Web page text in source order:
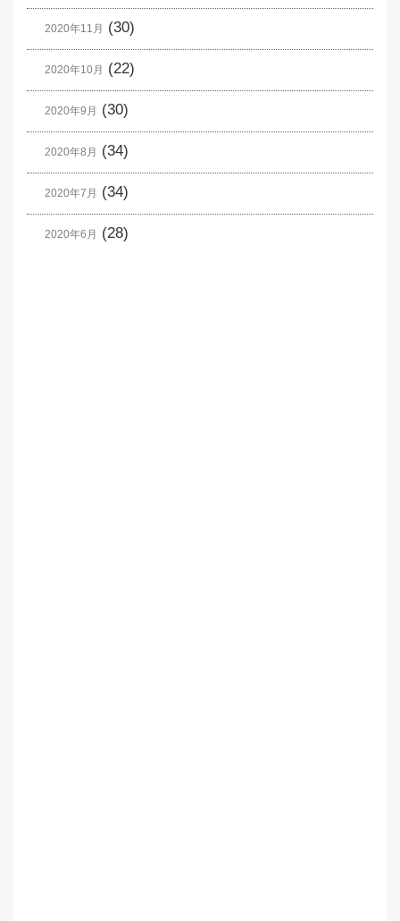
2020年11月 (30)
2020年10月 (22)
2020年9月 (30)
2020年8月 (34)
2020年7月 (34)
2020年6月 (28)